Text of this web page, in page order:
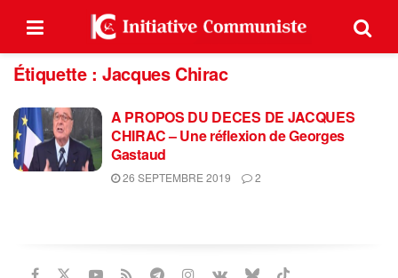
Étiquette :Jacques Chirac
A PROPOS DU DECES DE JACQUES
CHIRAC – Une réflexion de Georges
Gastaud
26 SEPTEMBRE 2019 2